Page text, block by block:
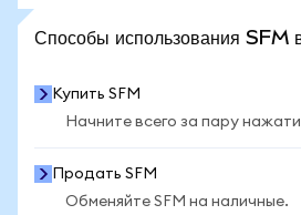
Способы использования
Купить SFM
Начните всего за пару
Продать SFM
Обменяйте SFM на наличные.